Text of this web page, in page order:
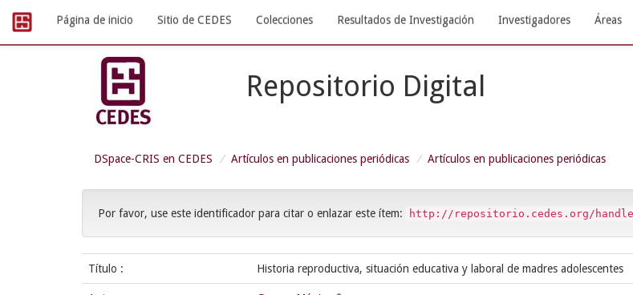
navigation
Página de inicio Sitio de CEDES Colecciones Resultados de Investigación Investigadores Áreas
Repositorio Digital
DSpace-CRIS en CEDES Artículos en publicaciones periódicas Artículos en publicaciones periódicas
Por favor, use este identificador para citar o enlazar este ítem: http://repositorio.cedes.org/handle/
Título : Historia reproductiva, situación educativa y laboral de madres adolescentes